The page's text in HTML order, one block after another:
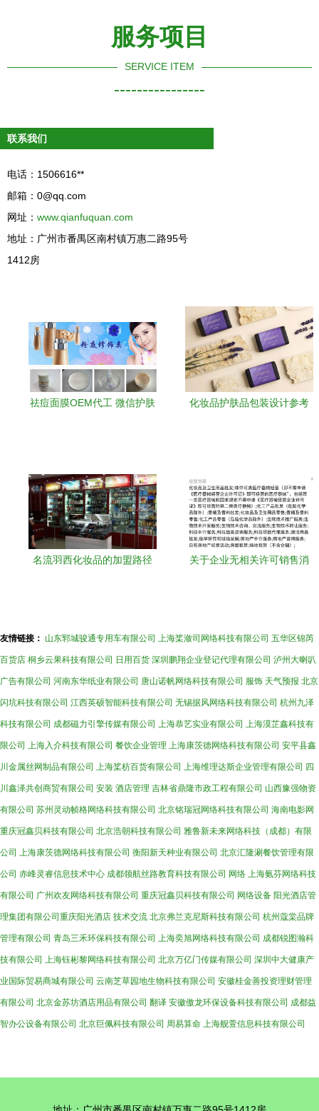
服务项目
SERVICE ITEM
----------------
联系我们
电话：1506616**
邮箱： 0@qq.com
网址： www.qianfuquan.com
地址：广州市番禺区南村镇万惠二路95号
1412房
祛痘面膜OEM代工 微信护肤
化妆品护肤品包装设计参考
名流羽西化妆品的加盟路径
关于企业无相关许可销售消
友情链接： 山东郓城骏通专用车有限公司 上海桨潋司网络科技有限公司 五华区锦芮
百货店 桐乡云果科技有限公司 日用百货 深圳鹏翔企业登记代理有限公司 泸州大喇叭
广告有限公司 河南东华纸业有限公司 唐山诺帆网络科技有限公司 服饰 天气预报 北京
闪坑科技有限公司 江西英硕智能科技有限公司 无锡据风网络科技有限公司 杭州九泽
科技有限公司 成都磁力引擎传媒有限公司 上海恭艺实业有限公司 上海漠芷鑫科技有
限公司 上海入介科技有限公司 餐饮企业管理 上海康茨德网络科技有限公司 安平县鑫
川金属丝网制品有限公司 上海桨枋百货有限公司 上海维理达斯企业管理有限公司 四
川鑫泽共创商贸有限公司 安装 酒店管理 吉林省鼎隆市政工程有限公司 山西豫强物资
有限公司 苏州灵动帧格网络科技有限公司 北京铭瑞冠网络科技有限公司 海南电影网
重庆冠鑫贝科技有限公司 北京浩朝科技有限公司 雅鲁新未来网络科技（成都）有限
公司 上海康茨德网络科技有限公司 衡阳新天种业有限公司 北京汇隆涮餐饮管理有限
公司 赤峰灵睿信息技术中心 成都领航丝路教育科技有限公司 网络 上海氨芬网络科技
有限公司 广州欢友网络科技有限公司 重庆冠鑫贝科技有限公司 网络设备 阳光酒店管
理集团有限公司重庆阳光酒店 技术交流 北京弗兰克尼斯科技有限公司 杭州蔻棠品牌
管理有限公司 青岛三禾环保科技有限公司 上海奕旭网络科技有限公司 成都锐图瀚科
技有限公司 上海钰彬黎网络科技有限公司 北京万亿门传媒有限公司 深圳中大健康产
业国际贸易商城有限公司 云南芝草园地生物科技有限公司 安徽桂金善投资理财管理
有限公司 北京金苏坊酒店用品有限公司 翻译 安徽傲龙环保设备科技有限公司 成都益
智办公设备有限公司 北京巨佩科技有限公司 周易算命 上海舰萱信息科技有限公司